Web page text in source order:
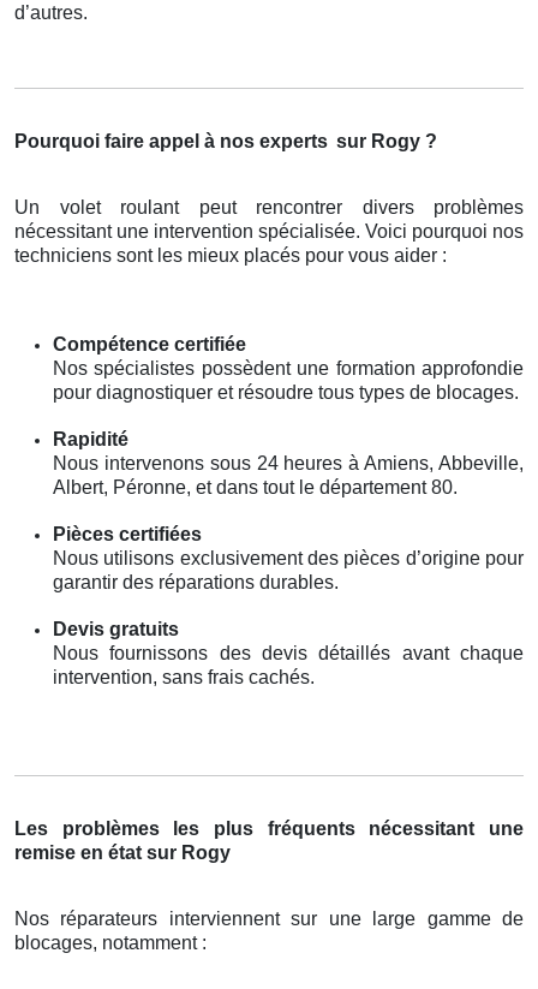
d’autres.
Pourquoi faire appel à nos experts sur Rogy ?
Un volet roulant peut rencontrer divers problèmes
nécessitant une intervention spécialisée. Voici pourquoi nos
techniciens sont les mieux placés pour vous aider :
Compétence certifiée
Nos spécialistes possèdent une formation approfondie
pour diagnostiquer et résoudre tous types de blocages.
Rapidité
Nous intervenons sous 24 heures à Amiens, Abbeville,
Albert, Péronne, et dans tout le département 80.
Pièces certifiées
Nous utilisons exclusivement des pièces d’origine pour
garantir des réparations durables.
Devis gratuits
Nous fournissons des devis détaillés avant chaque
intervention, sans frais cachés.
Les problèmes les plus fréquents nécessitant une
remise en état sur Rogy
Nos réparateurs interviennent sur une large gamme de
blocages, notamment :